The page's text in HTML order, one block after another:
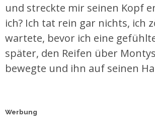
und streckte mir seinen Kopf
ich? Ich tat rein gar nichts, ich
wartete, bevor ich eine
später, den Reifen über
bewegte und ihn auf seinen
Werbung